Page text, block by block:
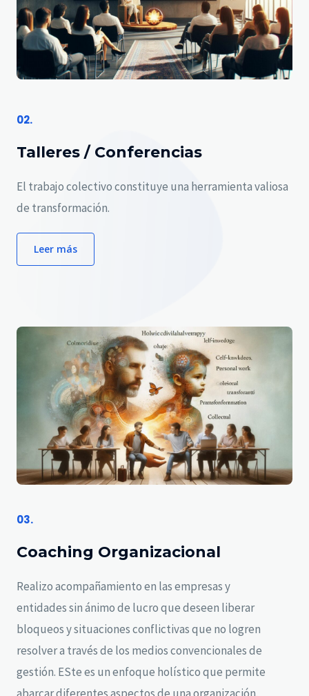
02.
Talleres / Conferencias
El trabajo colectivo constituye una herramienta valiosa
de transformación.
Leer más
03.
Coaching Organizacional
Realizo acompañamiento en las empresas y
entidades sin ánimo de lucro que deseen liberar
bloqueos y situaciones conflictivas que no logren
resolver a través de los medios convencionales de
gestión. ESte es un enfoque holístico que permite